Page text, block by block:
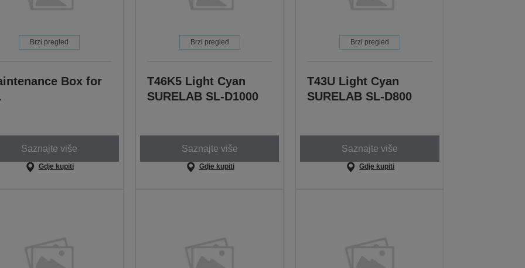
Brzi pregled
Box for
Saznajte više
Gdje kupiti
Brzi pregled
T46K5 Light Cyan
SURELAB SL-D1000
Saznajte više
Gdje kupiti
Brzi pregled
T43U Light Cyan
SURELAB SL-D800
Saznajte više
Gdje kupiti